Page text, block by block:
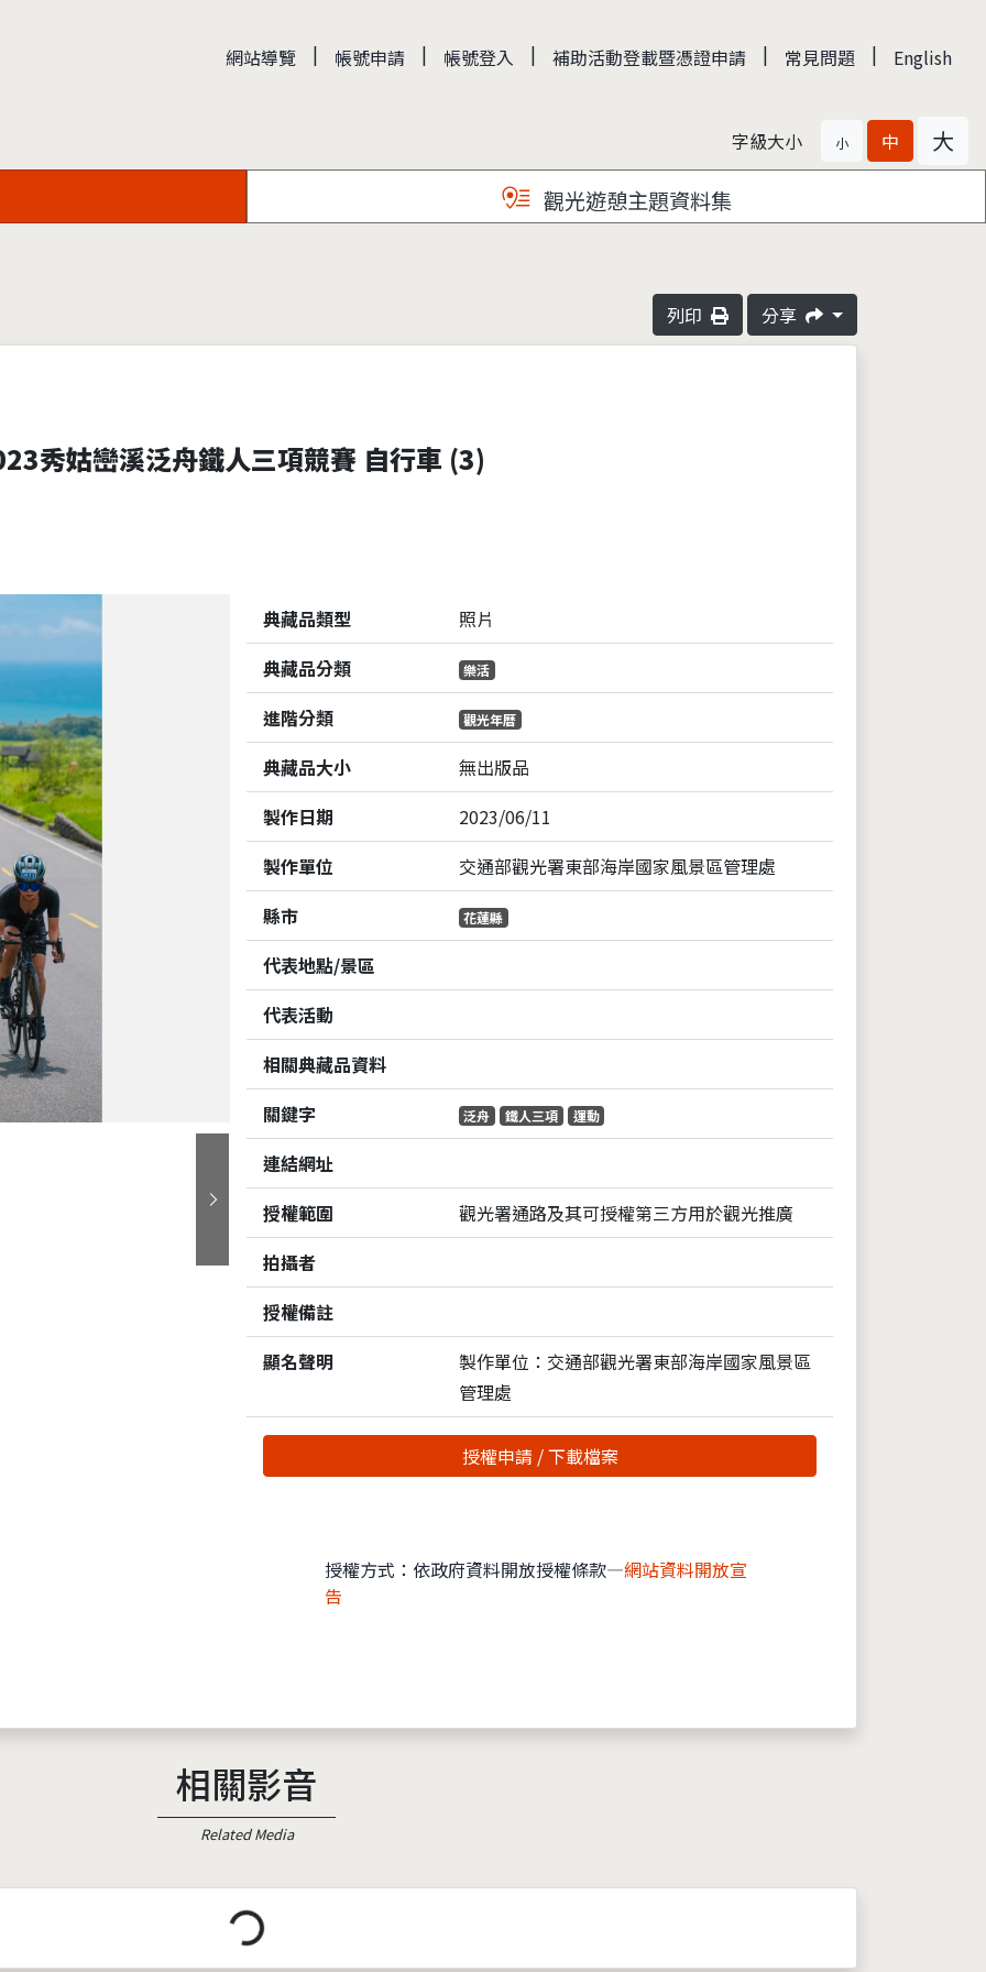
網站導覽 | 帳號申請 | 帳號登入 | 補助活動登載暨憑證申請 | 常見問題 | English
字級大小 小 中 大
觀光遊憩主題資料集
列印 分享
秀姑巒溪泛舟鐵人三項競賽 自行車 (3)
下一張
典藏品類型
照片
典藏品分類
樂活
進階分類 觀光年曆
典藏品大小
無出版品
製作日期
2023/06/11
製作單位
交通部觀光署東部海岸國家風景區管理處
縣市
花蓮縣
代表地點/景區
代表活動
相關典藏品資料
關鍵字
泛舟 鐵人三項 運動
連結網址
授權範圍
觀光署通路及其可授權第三方用於觀光推廣
拍攝者
授權備註
顯名聲明
製作單位：交通部觀光署東部海岸國家風景區
管理處
授權申請 / 下載檔案
授權方式：依政府資料開放授權條款—網站資料開放宣
告
相關影音
Related Media
載入中...